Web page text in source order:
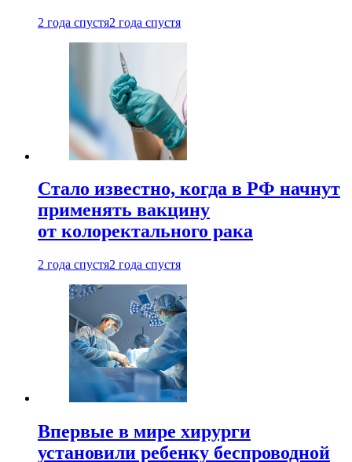
2 года спустя2 года спустя
Стало известно, когда в РФ начнут
применять вакцину
от колоректального рака
2 года спустя2 года спустя
Впервые в мире хирурги
установили ребенку беспроводной